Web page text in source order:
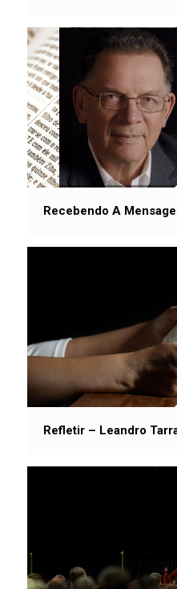
Recebendo A
Refletir – Leandro